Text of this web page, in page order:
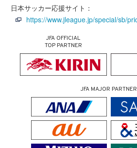
日本サッカー応援サイト：
https://www.jleague.jp/special/sb/
JFA OFFICIAL
TOP PARTNER
JFA MAJOR PARTNER